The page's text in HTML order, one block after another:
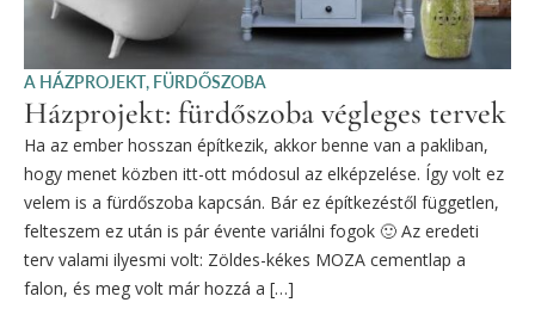
A HÁZPROJEKT, FÜRDŐSZOBA
Házprojekt: fürdőszoba végleges tervek
Ha az ember hosszan építkezik, akkor benne van a pakliban,
hogy menet közben itt-ott módosul az elképzelése. Így volt ez
velem is a fürdőszoba kapcsán. Bár ez építkezéstől független,
felteszem ez után is pár évente variálni fogok 🙂 Az eredeti
terv valami ilyesmi volt: Zöldes-kékes MOZA cementlap a
falon, és meg volt már hozzá a […]